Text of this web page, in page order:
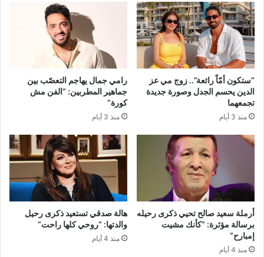
“ستكون أمّاً رائعة”.. زوج مي عز
الدين يحسم الجدل وصورة جديدة
تجمعهما
منذ 3 أيام
رامي جمال يهاجم التعصّب بين
جماهير المطربين: “الفن مش
كورة”
منذ 3 أيام
أرملة سعيد صالح تحيي ذكرى رحيله
برسالة مؤثرة: “كأنك مشيت
إمبارح”
منذ 4 أيام
هالة صدقي تستعيد ذكرى رحيل
والدتها: “روحي كلها راحت”
منذ 4 أيام